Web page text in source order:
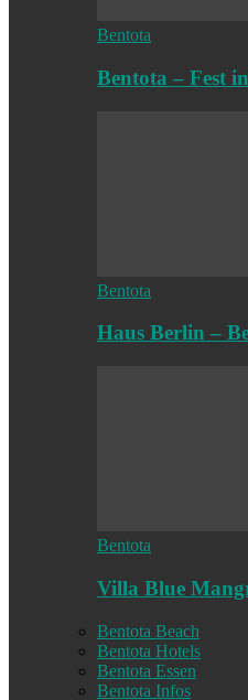
Bentota
Bentota – Fest
Bentota
Haus Berlin –
Bentota
Villa Blue
Bentota Beach
Bentota Hotels
Bentota Essen
Bentota Infos